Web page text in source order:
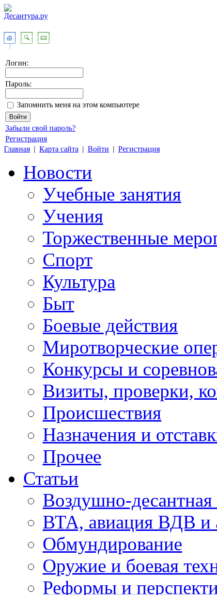
Логин:
Пароль:
Запомнить меня на этом компьютере
Забыли свой пароль?
Регистрация
Главная | Карта сайта | Войти | Регистрация
Новости
Учебные занятия
Учения
Торжественные
Спорт
Культура
Быт
Боевые действия
Миротворческие
Конкурсы и
Визиты, проверки,
Происшествия
Назначения и
Прочее
Статьи
Воздушно-десантная
ВТА, авиация ВДВ и
Обмундирование
Оружие и боевая
Реформы и